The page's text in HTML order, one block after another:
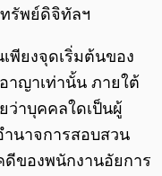
รัพย์ดิจิทัลฯ
พียงจุดเริ่มต้นของ
าญาเท่านั้น ภายใต้
ว่าบุคคลใดเป็นผู้
นาจการสอบสวน
ของพนักงานอัยการ